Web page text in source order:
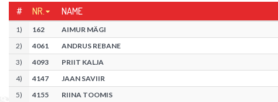
# NR. NAME
1) 162 AIMUR MÄGI
2) 4061 ANDRUS REBANE
3) 4093 PRIIT KALJA
4) 4147 JAAN SAVIIR
5) 4155 RIINA TOOMIS